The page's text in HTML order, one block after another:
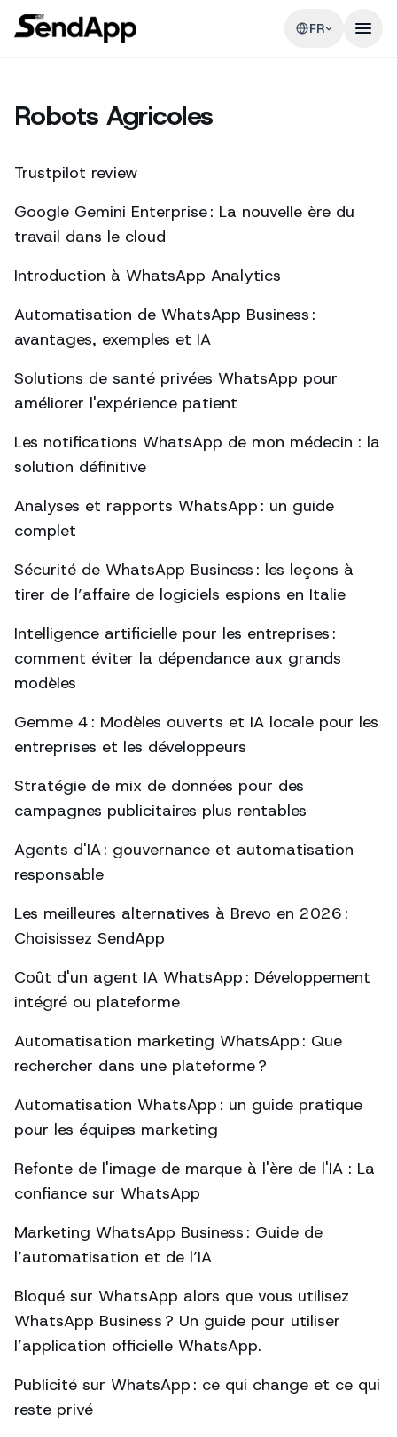
FR
Robots Agricoles
Trustpilot review
Google Gemini Enterprise : La nouvelle ère du
travail dans le cloud
Introduction à WhatsApp Analytics
Automatisation de WhatsApp Business :
avantages, exemples et IA
Solutions de santé privées WhatsApp pour
améliorer l'expérience patient
Les notifications WhatsApp de mon médecin : la
solution définitive
Analyses et rapports WhatsApp : un guide
complet
Sécurité de WhatsApp Business : les leçons à
tirer de l’affaire de logiciels espions en Italie
Intelligence artificielle pour les entreprises :
comment éviter la dépendance aux grands
modèles
Gemme 4 : Modèles ouverts et IA locale pour les
entreprises et les développeurs
Stratégie de mix de données pour des
campagnes publicitaires plus rentables
Agents d'IA : gouvernance et automatisation
responsable
Les meilleures alternatives à Brevo en 2026 :
Choisissez SendApp
Coût d'un agent IA WhatsApp : Développement
intégré ou plateforme
Automatisation marketing WhatsApp : Que
rechercher dans une plateforme ?
Automatisation WhatsApp : un guide pratique
pour les équipes marketing
Refonte de l'image de marque à l'ère de l'IA : La
confiance sur WhatsApp
Marketing WhatsApp Business : Guide de
l’automatisation et de l’IA
Bloqué sur WhatsApp alors que vous utilisez
WhatsApp Business ? Un guide pour utiliser
l’application officielle WhatsApp.
Publicité sur WhatsApp : ce qui change et ce qui
reste privé